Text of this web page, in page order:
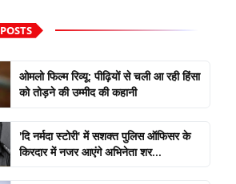
POSTS
ओमलो फिल्म रिव्यू: पीढ़ियों से चली आ रही हिंसा
को तोड़ने की उम्मीद की कहानी
'दि नर्मदा स्टोरी' में सशक्त पुलिस ऑफिसर के
किरदार में नजर आएंगे अभिनेता शर...